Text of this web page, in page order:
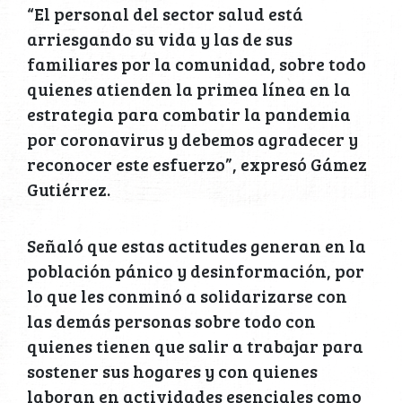
“El personal del sector salud está
arriesgando su vida y las de sus
familiares por la comunidad, sobre todo
quienes atienden la primea línea en la
estrategia para combatir la pandemia
por coronavirus y debemos agradecer y
reconocer este esfuerzo”, expresó Gámez
Gutiérrez.
Señaló que estas actitudes generan en la
población pánico y desinformación, por
lo que les conminó a solidarizarse con
las demás personas sobre todo con
quienes tienen que salir a trabajar para
sostener sus hogares y con quienes
laboran en actividades esenciales como